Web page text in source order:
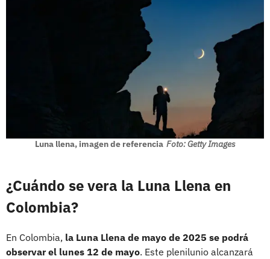
Luna llena, imagen de referencia Foto: Getty Images
¿Cuándo se vera la Luna Llena en
Colombia?
En Colombia, la Luna Llena de mayo de 2025 se podrá
observar el lunes 12 de mayo. Este plenilunio alcanzará